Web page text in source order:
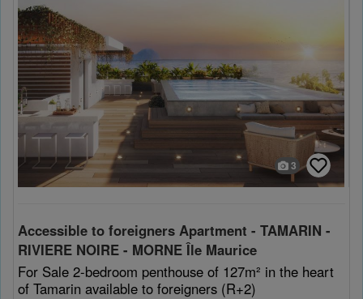
3
Accessible to foreigners Apartment - TAMARIN -
RIVIERE NOIRE - MORNE Île Maurice
For Sale 2-bedroom penthouse of 127m² in the heart
of Tamarin available to foreigners (R+2)